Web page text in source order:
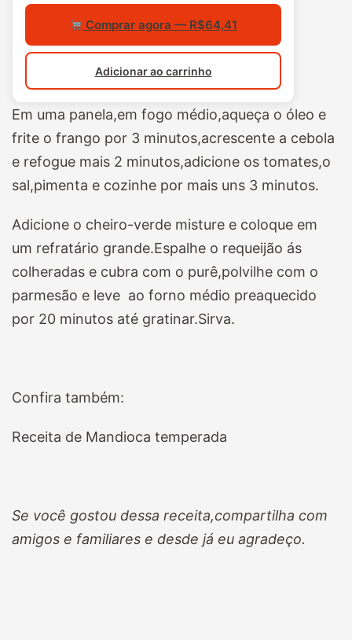
Comprar agora — R$64,41
Adicionar ao carrinho
Em uma panela,em fogo médio,aqueça o óleo e
frite o frango por 3 minutos,acrescente a cebola
e refogue mais 2 minutos,adicione os tomates,o
sal,pimenta e cozinhe por mais uns 3 minutos.
Adicione o cheiro-verde misture e coloque em
um refratário grande.Espalhe o requeijão ás
colheradas e cubra com o purê,polvilhe com o
parmesão e leve ao forno médio preaquecido
por 20 minutos até gratinar.Sirva.
Confira também:
Receita de Mandioca temperada
Se você gostou dessa receita,compartilha com
amigos e familiares e desde já eu agradeço.